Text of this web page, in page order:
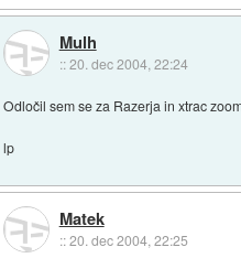
Mulh
::20. dec 2004, 22:24
Odločil sem se za Razerja in xtrac
lp
Matek
::20. dec 2004, 22:25